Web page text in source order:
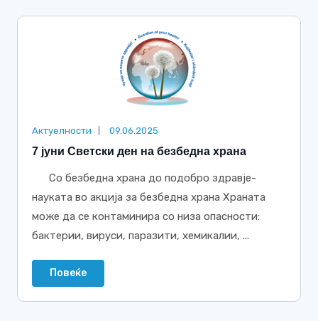
Актуелности 09.06.2025
7 јуни Светски ден на безбедна храна
Со безбедна храна до подобро здравје-
науката во акција за безбедна храна Храната
може да се контаминира со низа опасности:
бактерии, вируси, паразити, хемикалии, ...
Повеќе